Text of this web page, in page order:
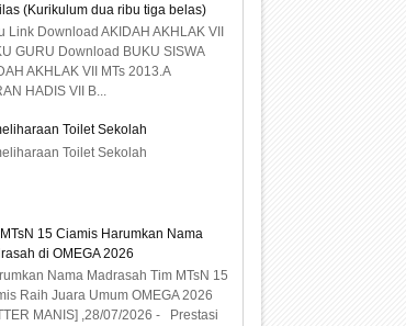
(Kurikulum dua ribu tiga belas)
Link Download AKIDAH AKHLAK VII
GURU Download BUKU SISWA
AKHLAK VII MTs 2013.A
HADIS VII B...
Toilet Sekolah
Toilet Sekolah
15 Ciamis Harumkan Nama
di OMEGA 2026
Nama Madrasah Tim MTsN 15
Raih Juara Umum OMEGA 2026
MANIS] ,28/07/2026 - Prestasi